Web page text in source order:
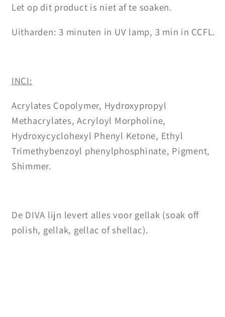
Let op dit product is niet af te soaken.
Uitharden: 3 minuten in UV lamp, 3 min in CCFL.
INCI:
Acrylates Copolymer, Hydroxypropyl
Methacrylates, Acryloyl Morpholine,
Hydroxycyclohexyl Phenyl Ketone, Ethyl
Trimethybenzoyl phenylphosphinate, Pigment,
Shimmer.
De DIVA lijn levert alles voor gellak (soak off
polish, gellak, gellac of shellac).